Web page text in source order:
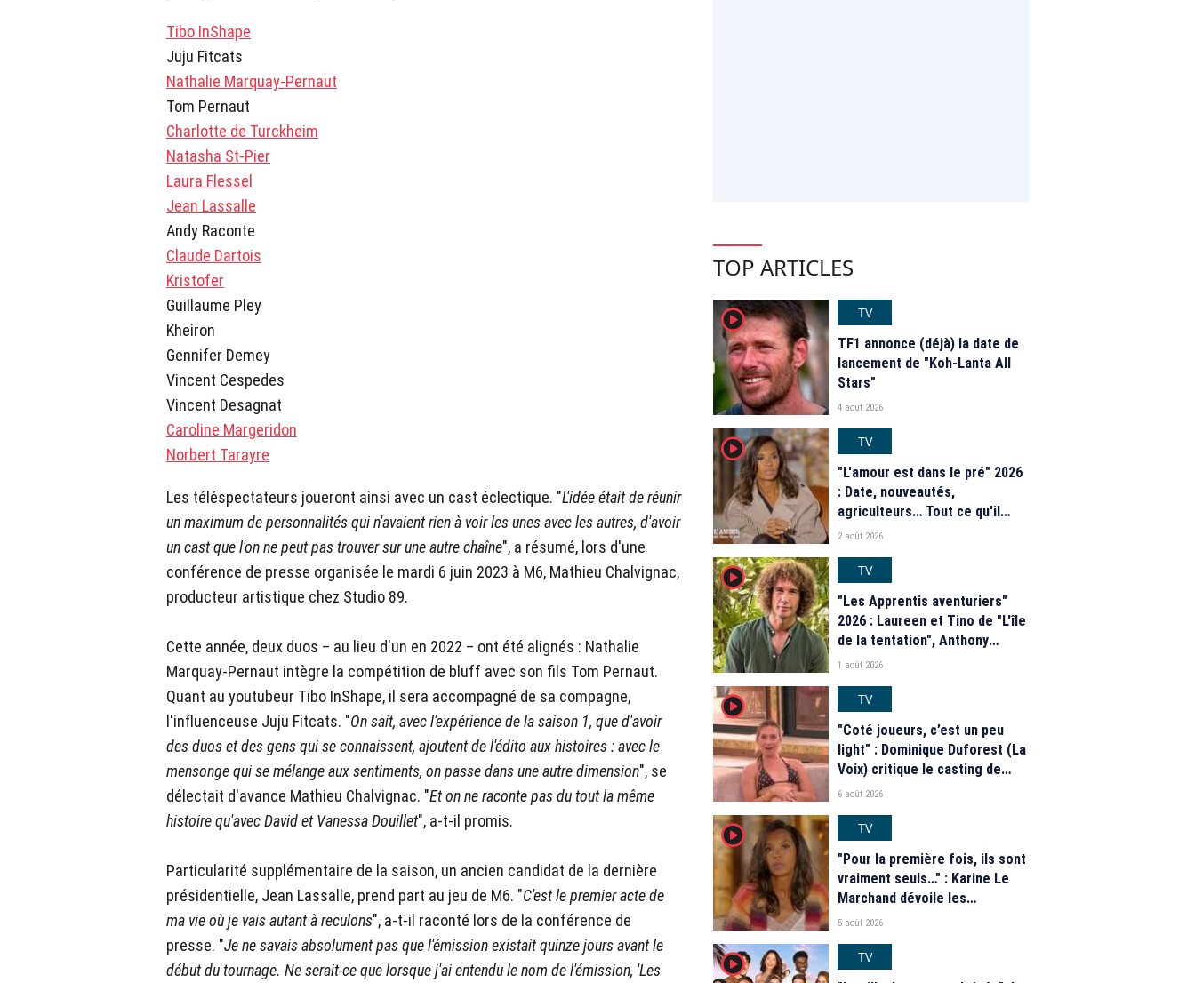
Tibo InShape
Juju Fitcats
Nathalie Marquay-Pernaut
Tom Pernaut
Charlotte de Turckheim
Natasha St-Pier
Laura Flessel
Jean Lassalle
Andy Raconte
Claude Dartois
Kristofer
Guillaume Pley
Kheiron
Gennifer Demey
Vincent Cespedes
Vincent Desagnat
Caroline Margeridon
Norbert Tarayre
Les téléspectateurs joueront ainsi avec un cast éclectique. "L'idée était de réunir
un maximum de personnalités qui n'avaient rien à voir les unes avec les autres, d'avoir
un cast que l'on ne peut pas trouver sur une autre chaîne", a résumé, lors d'une
conférence de presse organisée le mardi 6 juin 2023 à M6, Mathieu Chalvignac,
producteur artistique chez Studio 89.
Cette année, deux duos – au lieu d'un en 2022 – ont été alignés : Nathalie
Marquay-Pernaut intègre la compétition de bluff avec son fils Tom Pernaut.
Quant au youtubeur Tibo InShape, il sera accompagné de sa compagne,
l'influenceuse Juju Fitcats. "On sait, avec l'expérience de la saison 1, que d'avoir
des duos et des gens qui se connaissent, ajoutent de l'édito aux histoires : avec le
mensonge qui se mélange aux sentiments, on passe dans une autre dimension", se
délectait d'avance Mathieu Chalvignac. "Et on ne raconte pas du tout la même
histoire qu'avec David et Vanessa Douillet", a-t-il promis.
Particularité supplémentaire de la saison, un ancien candidat de la dernière
présidentielle, Jean Lassalle, prend part au jeu de M6. "C'est le premier acte de
ma vie où je vais autant à reculons", a-t-il raconté lors de la conférence de
presse. "Je ne savais absolument pas que l'émission existait quinze jours avant le
début du tournage. Ne serait-ce que lorsque j'ai entendu le nom de l'émission, 'Les
TOP ARTICLES
player2
TV
TF1 annonce (déjà) la date de
lancement de "Koh-Lanta All
Stars"
4 août 2026
player2
TV
"L'amour est dans le pré" 2026
: Date, nouveautés,
agriculteurs… Tout ce qu'il
faut savoir sur la saison 21 du
2 août 2026
player2
TV
"Les Apprentis aventuriers"
2026 : Laureen et Tino de "L'île
de la tentation", Anthony
Matéo, Jade Leboeuf... Le
de la télé-réalité de W9
1 août 2026
player2
TV
"Coté joueurs, c’est un peu
light" : Dominique Duforest (La
Voix) critique le casting de
"Secret Story" 2026
6 août 2026
player2
TV
"Pour la première fois, ils sont
vraiment seuls…" : Karine Le
Marchand dévoile les
nouveautés des speed dating
2026
5 août 2026
player2
TV